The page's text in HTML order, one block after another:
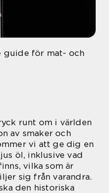
guide för mat- och
runt om i världen
av smaker och
vi att ge dig en
öl, inklusive vad
vilka som är
sig från varandra.
den historiska